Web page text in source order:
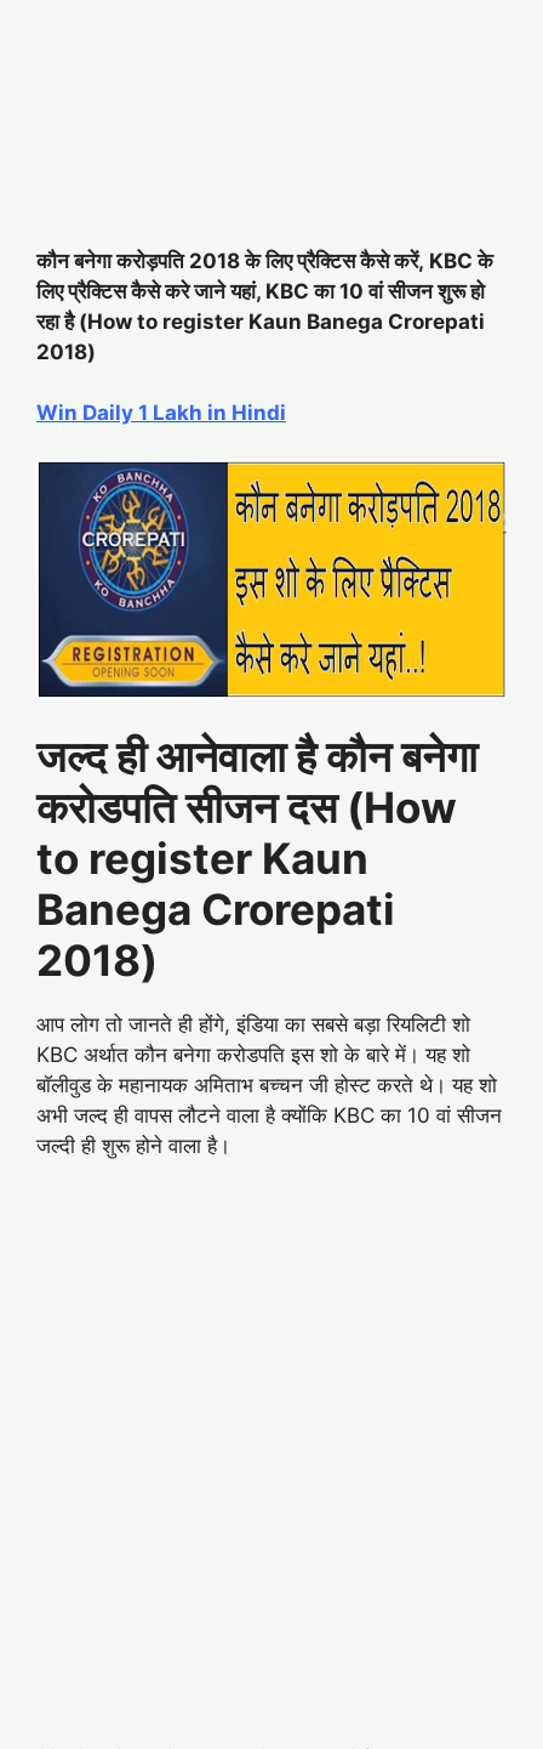
कौन बनेगा करोड़पति 2018 के लिए प्रैक्टिस कैसे करें, KBC के
लिए प्रैक्टिस कैसे करे जाने यहां, KBC का 10 वां सीजन शुरू हो
रहा है (How to register Kaun Banega Crorepati
2018)
Win Daily 1 Lakh in Hindi
जल्द ही आनेवाला है कौन बनेगा
करोडपति सीजन दस (How
to register Kaun
Banega Crorepati
2018)
आप लोग तो जानते ही होंगे, इंडिया का सबसे बड़ा रियलिटी शो
KBC अर्थात कौन बनेगा करोडपति इस शो के बारे में। यह शो
बाॅलीवुड के महानायक अमिताभ बच्चन जी होस्ट करते थे। यह शो
अभी जल्द ही वापस लौटने वाला है क्योंकि KBC का 10 वां सीजन
जल्‍दी ही शुरू होने वाला है।